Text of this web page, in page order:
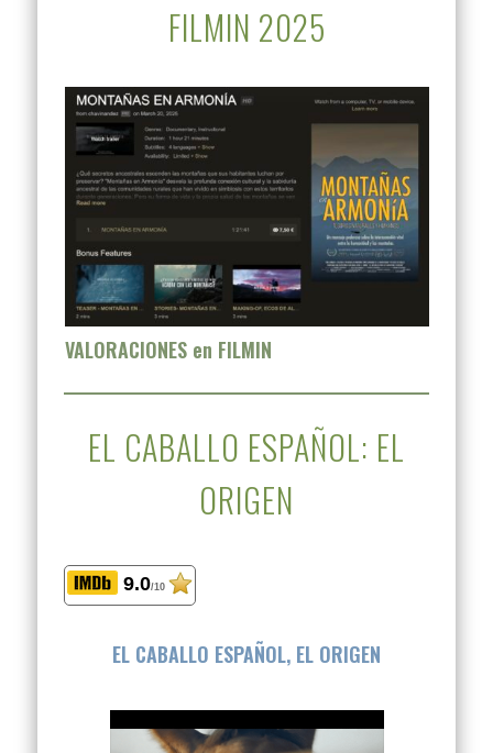
FILMIN 2025
VALORACIONES en FILMIN
EL CABALLO ESPAÑOL: EL
ORIGEN
9.0/10
EL CABALLO ESPAÑOL, EL ORIGEN